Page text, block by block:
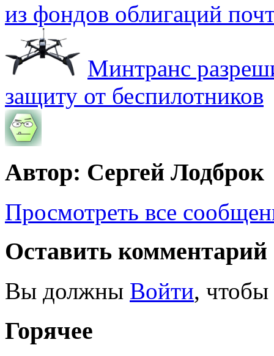
из фондов облигаций
Минтранс
защиту от беспилотников
Автор: Сергей Лодброк
Просмотреть все
Оставить комментарий
Вы должны Войти, чтобы
Горячее